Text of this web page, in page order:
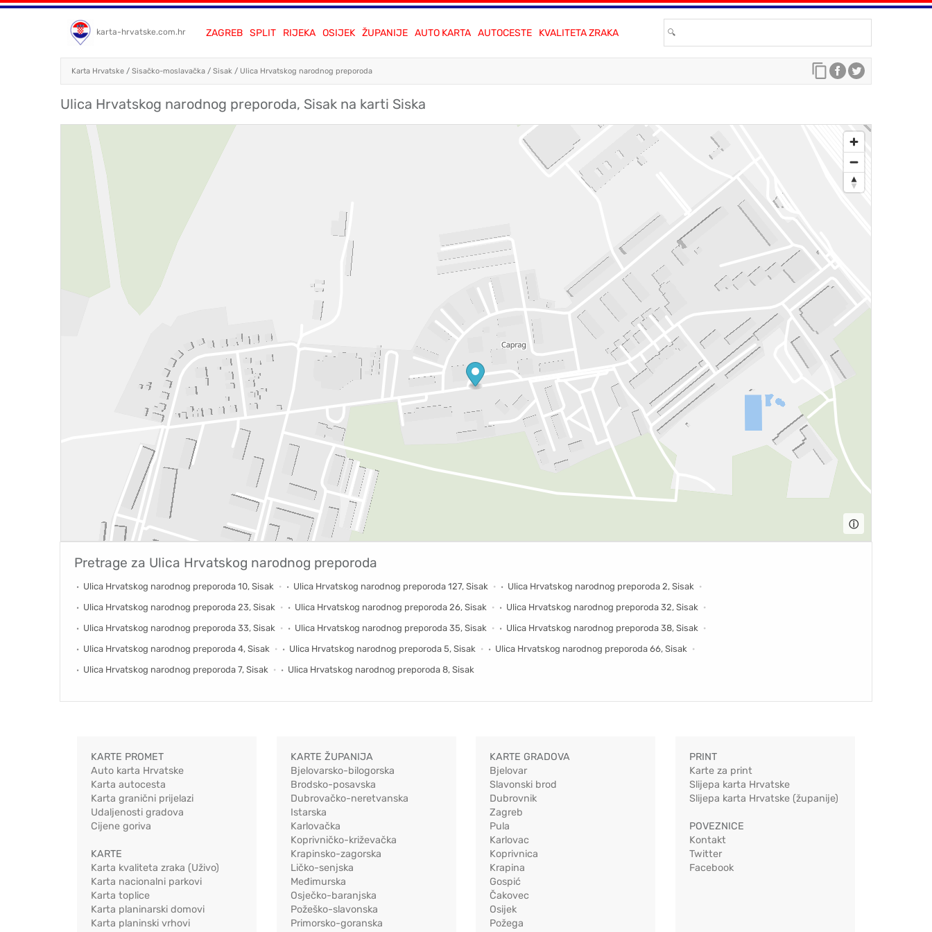
karta-hrvatske.com.hr ZAGREB SPLIT RIJEKA OSIJEK ŽUPANIJE AUTO KARTA AUTOCESTE KVALITETA ZRAKA
Karta Hrvatske / Sisačko-moslavačka / Sisak / Ulica Hrvatskog narodnog preporoda
Ulica Hrvatskog narodnog preporoda, Sisak na karti Siska
ⓘ
Pretrage za Ulica Hrvatskog narodnog preporoda
Ulica Hrvatskog narodnog preporoda 10, Sisak Ulica Hrvatskog narodnog preporoda 127, Sisak
Ulica Hrvatskog narodnog preporoda 2, Sisak
Ulica Hrvatskog narodnog preporoda 23, Sisak
Ulica Hrvatskog narodnog preporoda 26, Sisak
Ulica Hrvatskog narodnog preporoda 32, Sisak
Ulica Hrvatskog narodnog preporoda 33, Sisak
Ulica Hrvatskog narodnog preporoda 35, Sisak
Ulica Hrvatskog narodnog preporoda 38, Sisak
Ulica Hrvatskog narodnog preporoda 4, Sisak
Ulica Hrvatskog narodnog preporoda 5, Sisak
Ulica Hrvatskog narodnog preporoda 66, Sisak
Ulica Hrvatskog narodnog preporoda 7, Sisak
Ulica Hrvatskog narodnog preporoda 8, Sisak
KARTE PROMET
Auto karta Hrvatske
Karta autocesta
Karta granični prijelazi
Udaljenosti gradova
Cijene goriva
KARTE
Karta kvaliteta zraka (Uživo)
Karta nacionalni parkovi
Karta toplice
Karta planinarski domovi
Karta planinski vrhovi
KARTE ŽUPANIJA
Bjelovarsko-bilogorska
Brodsko-posavska
Dubrovačko-neretvanska
Istarska
Karlovačka
Koprivničko-križevačka
Krapinsko-zagorska
Ličko-senjska
Međimurska
Osječko-baranjska
Požeško-slavonska
Primorsko-goranska
KARTE GRADOVA
Bjelovar
Slavonski brod
Dubrovnik
Zagreb
Pula
Karlovac
Koprivnica
Krapina
Gospić
Čakovec
Osijek
Požega
PRINT
Karte za print
Slijepa karta Hrvatske
Slijepa karta Hrvatske (županije)
POVEZNICE
Kontakt
Twitter
Facebook